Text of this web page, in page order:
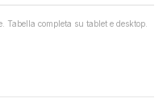
Tabella completa su tablet e desktop.